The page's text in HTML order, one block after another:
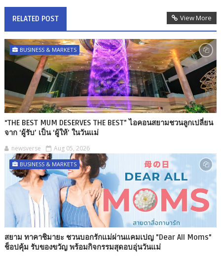
RELATED POST View More
BUSINESS & MARKETS
“THE BEST MUM DESERVES THE BEST” ไอคอนสยามชวนลูกเปลี่ยน
จาก ‘ผู้รับ’ เป็น ‘ผู้ให้’ ในวันแม่
newsverse Aug 05, 2026
BUSINESS & MARKETS
สยาม ทาคาชิมายะ ชวนบอกรักแม่ผ่านแคมเปญ "Dear All Moms"
ช็อปคุ้ม รับของขวัญ พร้อมกิจกรรมสุดอบอุ่นวันแม่